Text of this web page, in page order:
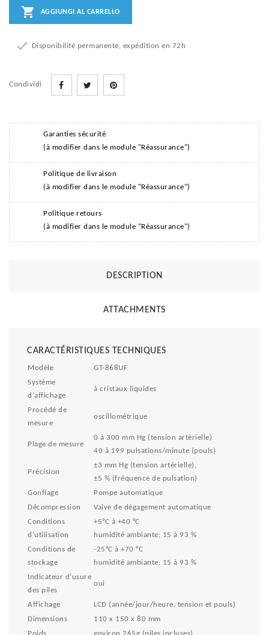
 AGGIUNGI AL CARRELLO
 Disponibilité permanente, expédition en 72h
Condividi
Garanties sécurité
(à modifier dans le module "Réassurance")
Politique de livraison
(à modifier dans le module "Réassurance")
Politique retours
(à modifier dans le module "Réassurance")
DESCRIPTION
ATTACHMENTS
CARACTÉRISTIQUES TECHNIQUES
Modèle
GT-868UF
Système
d‘affichage
à cristaux liquides
Procédé de
mesure
oscillométrique
Plage de mesure
0 à 300 mm Hg (tension artérielle)
40 à 199 pulsations/minute (pouls)
Précision
±3 mm Hg (tension artérielle),
±5 % (fréquence de pulsation)
Gonflage
Pompe automatique
Décompression
Valve de dégagement automatique
Conditions
d'utilisation
+5°C à +40 °C
humidité ambiante: 15 à 93 %
Conditions de
stockage
-25°C à +70 °C
humidité ambiante: 15 à 93 %
Indicateur d‘usure
des piles
oui
Affichage
LCD (année/jour/heure, tension et pouls)
Dimensions
110 x 150 x 80 mm